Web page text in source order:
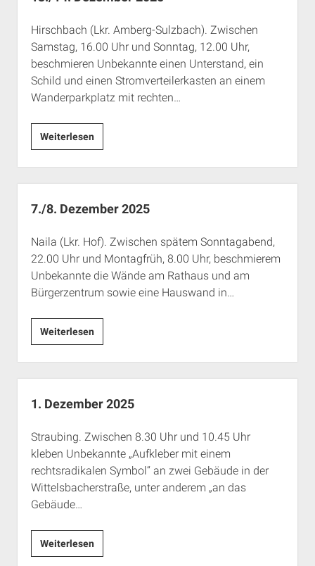
Hirschbach (Lkr. Amberg-Sulzbach). Zwischen
Samstag, 16.00 Uhr und Sonntag, 12.00 Uhr,
beschmieren Unbekannte einen Unterstand, ein
Schild und einen Stromverteilerkasten an einem
Wanderparkplatz mit rechten…
Weiterlesen13./14.
Dezember
2025
7./8. Dezember 2025
Naila (Lkr. Hof). Zwischen spätem Sonntagabend,
22.00 Uhr und Montagfrüh, 8.00 Uhr, beschmierem
Unbekannte die Wände am Rathaus und am
Bürgerzentrum sowie eine Hauswand in…
Weiterlesen7./8.
Dezember
2025
1. Dezember 2025
Straubing. Zwischen 8.30 Uhr und 10.45 Uhr
kleben Unbekannte „Aufkleber mit einem
rechtsradikalen Symbol“ an zwei Gebäude in der
Wittelsbacherstraße, unter anderem „an das
Gebäude…
Weiterlesen1.
Dezember